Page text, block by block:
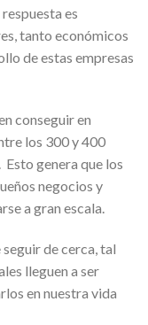
es
tanto económicos
de estas empresas
conseguir en
los 300 y 400
genera que los
negocios y
a gran escala.
seguir de cerca, tal
lleguen a ser
en nuestra vida